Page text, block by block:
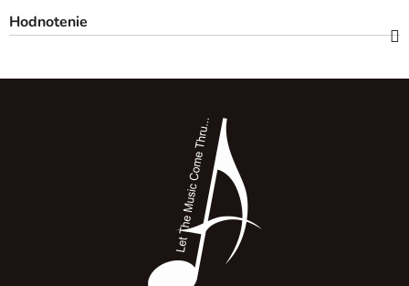
Hodnotenie